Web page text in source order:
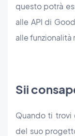
questo potrà
alle API di
alle
Sii
Quando ti
del suo